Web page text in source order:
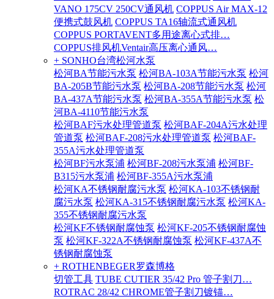
VANO 175CV 250CV通风机 COPPUS Air MAX-12
便携式鼓风机 COPPUS TA16轴流式通风机
COPPUS PORTAVENT多用途离心式排…
COPPUS排风机Ventair高压离心通风…
+ SONHO台湾松河水泵
松河BA节能污水泵 松河BA-103A节能污水泵 松河
BA-205B节能污水泵 松河BA-208节能污水泵 松河
BA-437A节能污水泵 松河BA-355A节能污水泵 松
河BA-4110节能污水泵
松河BAF污水处理管道泵 松河BAF-204A污水处理
管道泵 松河BAF-208污水处理管道泵 松河BAF-
355A污水处理管道泵
松河BF污水泵浦 松河BF-208污水泵浦 松河BF-
B315污水泵浦 松河BF-355A污水泵浦
松河KA不锈钢耐腐污水泵 松河KA-103不锈钢耐
腐污水泵 松河KA-315不锈钢耐腐污水泵 松河KA-
355不锈钢耐腐污水泵
松河KF不锈钢耐腐蚀泵 松河KF-205不锈钢耐腐蚀
泵 松河KF-322A不锈钢耐腐蚀泵 松河KF-437A不
锈钢耐腐蚀泵
+ ROTHENBEGER罗森博格
切管工具 TUBE CUTIER 35/42 Pro 管子割刀…
ROTRAC 28/42 CHROME管子割刀镀锚…